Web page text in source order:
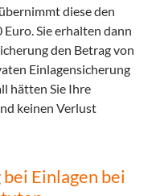
diese den
Sie erhalten dann
den Betrag von
Einlagensicherung
hätten Sie Ihre
keinen Verlust
Einlagen bei